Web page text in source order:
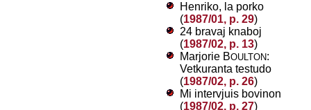
Henriko, la porko
(1987/01, p. 29)
24 bravaj knaboj
(1987/02, p. 13)
Marjorie BOULTON:
Vetkuranta testudo
(1987/02, p. 26)
Mi intervjuis bovinon
(1987/02, p. 27)